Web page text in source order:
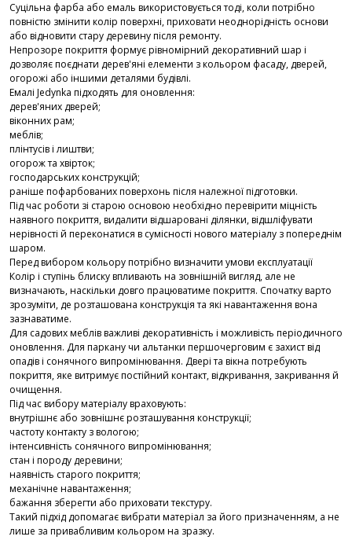
Суцільна фарба або емаль використовується тоді, коли потрібно
повністю змінити колір поверхні, приховати неоднорідність основи
або відновити стару деревину після ремонту.
Непрозоре покриття формує рівномірний декоративний шар і
дозволяє поєднати дерев'яні елементи з кольором фасаду, дверей,
огорожі або іншими деталями будівлі.
Емалі Jedynka підходять для оновлення:
дерев'яних дверей;
віконних рам;
меблів;
плінтусів і лиштви;
огорож та хвірток;
господарських конструкцій;
раніше пофарбованих поверхонь після належної підготовки.
Під час роботи зі старою основою необхідно перевірити міцність
наявного покриття, видалити відшаровані ділянки, відшліфувати
нерівності й переконатися в сумісності нового матеріалу з попереднім
шаром.
Перед вибором кольору потрібно визначити умови експлуатації
Колір і ступінь блиску впливають на зовнішній вигляд, але не
визначають, наскільки довго працюватиме покриття. Спочатку варто
зрозуміти, де розташована конструкція та які навантаження вона
зазнаватиме.
Для садових меблів важливі декоративність і можливість періодичного
оновлення. Для паркану чи альтанки першочерговим є захист від
опадів і сонячного випромінювання. Двері та вікна потребують
покриття, яке витримує постійний контакт, відкривання, закривання й
очищення.
Під час вибору матеріалу враховують:
внутрішнє або зовнішнє розташування конструкції;
частоту контакту з вологою;
інтенсивність сонячного випромінювання;
стан і породу деревини;
наявність старого покриття;
механічне навантаження;
бажання зберегти або приховати текстуру.
Такий підхід допомагає вибрати матеріал за його призначенням, а не
лише за привабливим кольором на зразку.